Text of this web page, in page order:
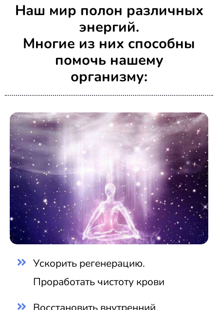
Наш мир полон различных
энергий.
Многие из них способны
помочь нашему
организму:
Ускорить регенерацию.
Проработать чистоту крови